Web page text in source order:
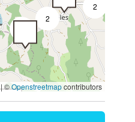
2
2
|©Openstreetmapcontributors